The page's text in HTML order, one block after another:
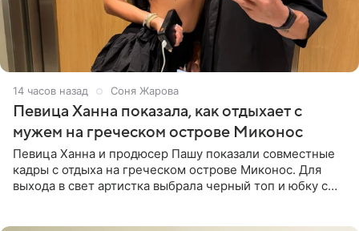
14 часов назад Соня Жарова
Певица Ханна показала, как отдыхает с
мужем на греческом острове Миконос
Певица Ханна и продюсер Пашу показали совместные
кадры с отдыха на греческом острове Миконос. Для
выхода в свет артистка выбрала черный топ и юбку с